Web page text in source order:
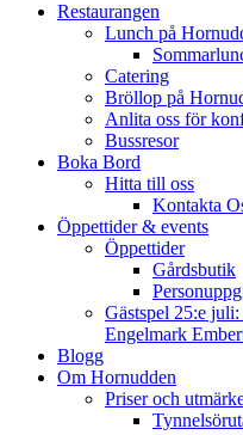
Restaurangen
Lunch på
Catering
Bröllop på
Anlita oss för
Bussresor
Boka Bord
Hitta till oss
Kontakta
Öppettider & events
Öppettider
Gårdsbutik
Gästspel 25:e
Engelmark
Blogg
Om Hornudden
Priser och